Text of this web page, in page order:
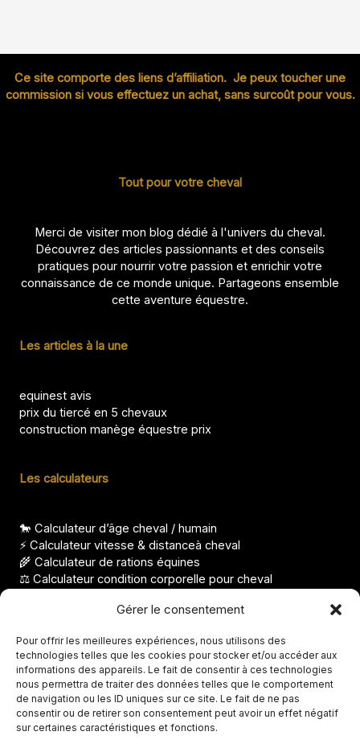
Gérer le consentement
Pour offrir les meilleures expériences, nous utilisons des
technologies telles que les cookies pour stocker et/ou accéder aux
informations des appareils. Le fait de consentir à ces technologies
nous permettra de traiter des données telles que le comportement
de navigation ou les ID uniques sur ce site. Le fait de ne pas
consentir ou de retirer son consentement peut avoir un effet négatif
sur certaines caractéristiques et fonctions.
Ce site comporte des liens d’affiliation. Je peux toucher une
commission si vous effectuez un achat, sans surcoût pour vous.
Tout pour votre cheval
Merci de visiter mon blog dédié à l'univers du cheval.
Découvrez des articles passionnants et des conseils
pratiques pour nourrir votre passion et enrichir votre
connaissance de ce monde unique. Partageons ensemble
cette aventure équestre.
Les articles à la une
equinest avis
prix du tiercé en 5 chevaux
construction manège équestre prix
Les calculateurs
🐎 Calculateur d’âge cheval / humain
⚡ Calculateur vitesse & distanceà cheval
🌾 Calculateur de rations équines
⚖️ Calculateur condition corporelle pour cheval
Les derniers articles
Température de la jument avant le poulinage, seuils clés
Avis Abrichevaux, que vaut cette solution ?
Prix du Prascend, comment payer moins cher ?
Avis Robes et Génétique des Chevaux, site fiable ?
Cheval sur les épaules, exercice ou problème de
comportement ?